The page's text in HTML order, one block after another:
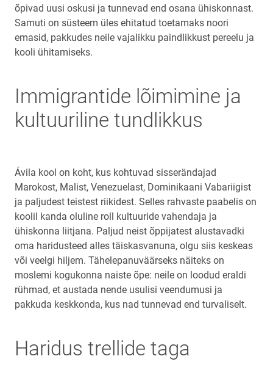
õpivad uusi oskusi ja tunnevad end osana ühiskonnast.
Samuti on süsteem üles ehitatud toetamaks noori
emasid, pakkudes neile vajalikku paindlikkust pereelu ja
kooli ühitamiseks.
Immigrantide lõimimine ja
kultuuriline tundlikkus
Ávila kool on koht, kus kohtuvad sisserändajad
Marokost, Malist, Venezuelast, Dominikaani Vabariigist
ja paljudest teistest riikidest. Selles rahvaste paabelis on
koolil kanda oluline roll kultuuride vahendaja ja
ühiskonna liitjana. Paljud neist õppijatest alustavadki
oma haridusteed alles täiskasvanuna, olgu siis keskeas
või veelgi hiljem. Tähelepanuväärseks näiteks on
moslemi kogukonna naiste õpe: neile on loodud eraldi
rühmad, et austada nende usulisi veendumusi ja
pakkuda keskkonda, kus nad tunnevad end turvaliselt.
Haridus trellide taga